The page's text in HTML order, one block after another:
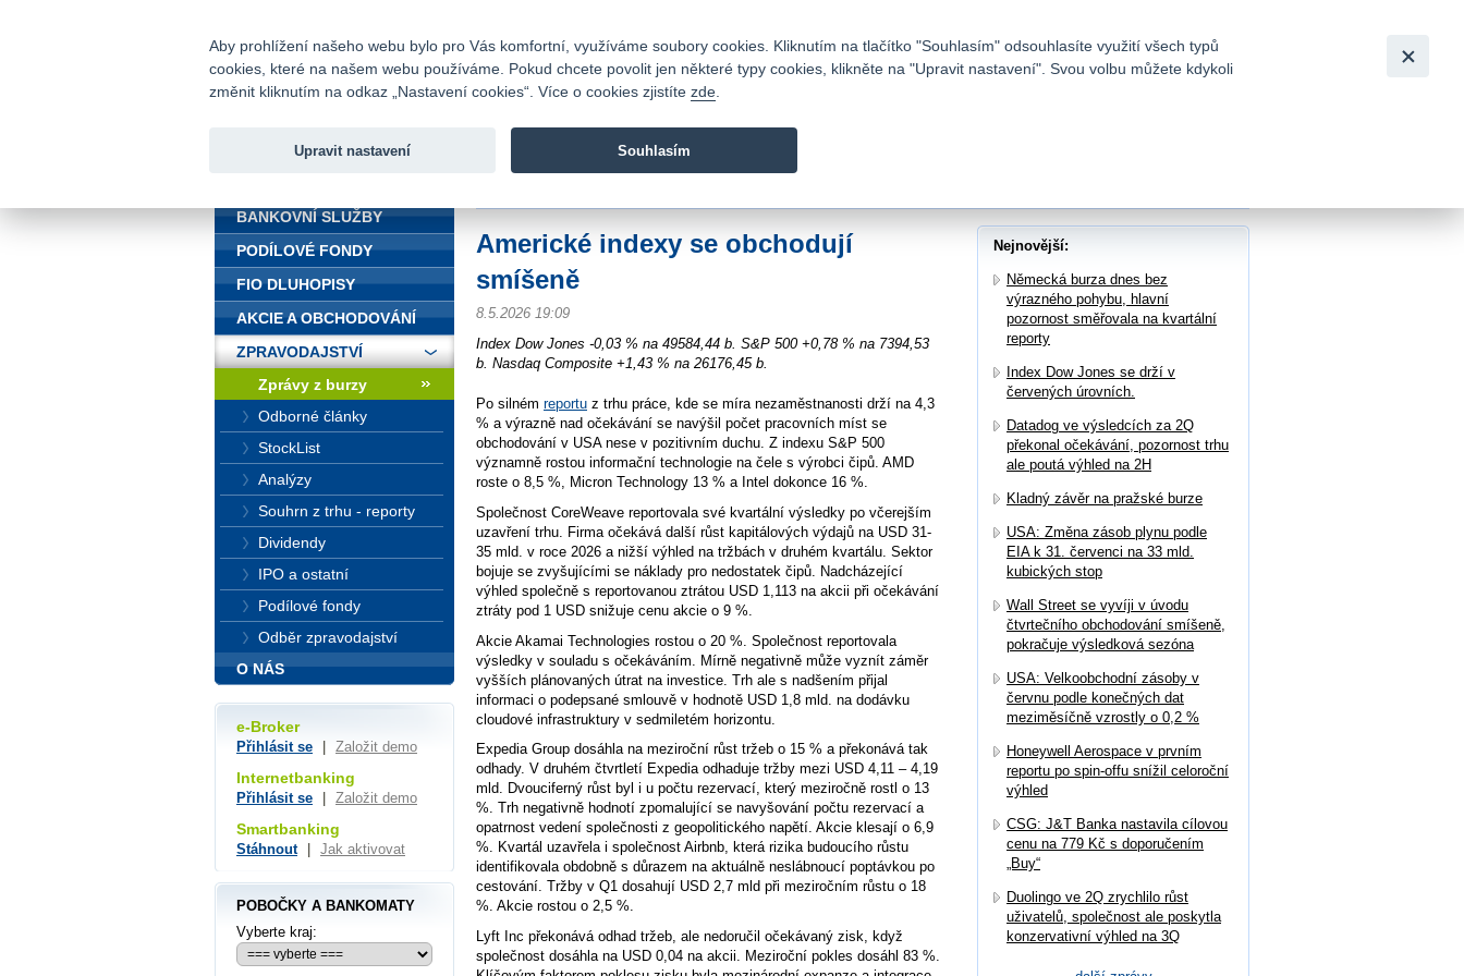
Fio banka
Fio banka je moderní česká banka. Poskytuje účty bez poplatků a
Americké indexy se obchodují
smíšeně
8.5.2026 19:09
Index Dow Jones -0,03 % na 49584,44 b. S&P 500 +0,78 % na 7394,53
b. Nasdaq Composite +1,43 % na 26176,45 b.
Po silném reportu z trhu práce, kde se míra nezaměstnanosti drží na 4,3
% a výrazně nad očekávání se navýšil počet pracovních míst se
obchodování v USA nese v pozitivním duchu. Z indexu S&P 500
významně rostou informační technologie na čele s výrobci čipů. AMD
roste o 8,5 %, Micron Technology 13 % a Intel dokonce 16 %.
Společnost CoreWeave reportovala své kvartální výsledky po včerejším
uzavření trhu. Firma očekává další růst kapitálových výdajů na USD 31-
35 mld. v roce 2026 a nižší výhled na tržbách v druhém kvartálu. Sektor
bojuje se zvyšujícími se náklady pro nedostatek čipů. Nadcházející
výhled společně s reportovanou ztrátou USD 1,113 na akcii při očekávání
ztráty pod 1 USD snižuje cenu akcie o 9 %.
Akcie Akamai Technologies rostou o 20 %. Společnost reportovala
výsledky v souladu s očekáváním. Mírně negativně může vyznít záměr
vyšších plánovaných útrat na investice. Trh ale s nadšením přijal
informaci o podepsané smlouvě v hodnotě USD 1,8 mld. na dodávku
cloudové infrastruktury v sedmiletém horizontu.
Expedia Group dosáhla na meziroční růst tržeb o 15 % a překonává tak
odhady. V druhém čtvrtletí Expedia odhaduje tržby mezi USD 4,11 – 4,19
mld. Dvouciferný růst byl i u počtu rezervací, který meziročně rostl o 13
%. Trh negativně hodnotí zpomalující se navyšování počtu rezervací a
opatrnost vedení společnosti z geopolitického napětí. Akcie klesají o 6,9
%. Kvartál uzavřela i společnost Airbnb, která rizika budoucího růstu
identifikovala obdobně s důrazem na aktuálně neslábnoucí poptávkou po
cestování. Tržby v Q1 dosahují USD 2,7 mld při meziročním růstu o 18
%. Akcie rostou o 2,5 %.
Lyft Inc překonává odhad tržeb, ale nedoručil očekávaný zisk, když
společnost dosáhla na USD 0,04 na akcii. Meziroční pokles dosáhl 83 %.
Nejnovější:
Německá burza dnes bez
výrazného pohybu, hlavní
pozornost směřovala na kvartální
reporty
Index Dow Jones se drží v
červených úrovních.
Datadog ve výsledcích za 2Q
překonal očekávání, pozornost trhu
ale poutá výhled na 2H
Kladný závěr na pražské burze
USA: Změna zásob plynu podle
EIA k 31. červenci na 33 mld.
kubických stop
Wall Street se vyvíji v úvodu
čtvrtečního obchodování smíšeně,
pokračuje výsledková sezóna
USA: Velkoobchodní zásoby v
červnu podle konečných dat
meziměsíčně vzrostly o 0,2 %
Honeywell Aerospace v prvním
reportu po spin-offu snížil celoroční
výhled
CSG: J&T Banka nastavila cílovou
cenu na 779 Kč s doporučením
„Buy“
Duolingo ve 2Q zrychlilo růst
uživatelů, společnost ale poskytla
konzervativní výhled na 3Q
BANKOVNÍ SLUŽBY
PODÍLOVÉ FONDY
FIO DLUHOPISY
AKCIE A OBCHODOVÁNÍ
ZPRAVODAJSTVÍ
Zprávy z burzy
Odborné články
StockList
Analýzy
Souhrn z trhu - reporty
Dividendy
IPO a ostatní
Podílové fondy
Odběr zpravodajství
O NÁS
e-Broker
Přihlásit se Založit demo
Internetbanking
Přihlásit se Založit demo
Smartbanking
Stáhnout Jak aktivovat
POBOČKY A BANKOMATY
Vyberte kraj:
Aby prohlížení našeho webu bylo pro Vás komfortní, využíváme soubory cookies. Kliknutím na tlačítko "Souhlasím" odsouhlasíte využití všech typů
cookies, které na našem webu používáme. Pokud chcete povolit jen některé typy cookies, klikněte na "Upravit nastavení". Svou volbu můžete kdykoli
změnit kliknutím na odkaz „Nastavení cookies“. Více o cookies zjistíte zde
Upravit nastavení Souhlasím